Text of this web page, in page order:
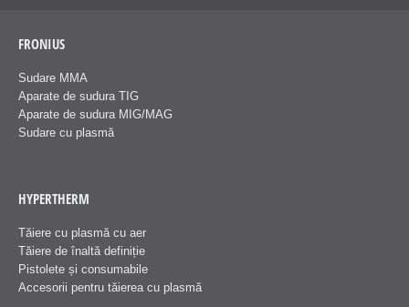
FRONIUS
Sudare MMA
Aparate de sudura TIG
Aparate de sudura MIG/MAG
Sudare cu plasmă
HYPERTHERM
Tăiere cu plasmă cu aer
Tăiere de înaltă definiție
Pistolete și consumabile
Accesorii pentru tăierea cu plasmă